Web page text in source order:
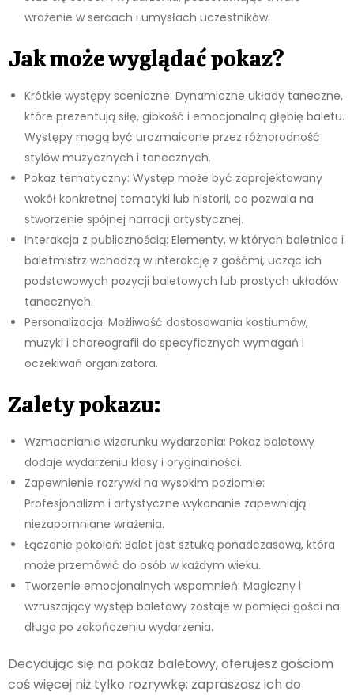
wrażenie w sercach i umysłach uczestników.
Jak może wyglądać pokaz?
Krótkie występy sceniczne: Dynamiczne układy taneczne,
które prezentują siłę, gibkość i emocjonalną głębię baletu.
Występy mogą być urozmaicone przez różnorodność
stylów muzycznych i tanecznych.
Pokaz tematyczny: Występ może być zaprojektowany
wokół konkretnej tematyki lub historii, co pozwala na
stworzenie spójnej narracji artystycznej.
Interakcja z publicznością: Elementy, w których baletnica i
baletmistrz wchodzą w interakcję z gośćmi, ucząc ich
podstawowych pozycji baletowych lub prostych układów
tanecznych.
Personalizacja: Możliwość dostosowania kostiumów,
muzyki i choreografii do specyficznych wymagań i
oczekiwań organizatora.
Zalety pokazu:
Wzmacnianie wizerunku wydarzenia: Pokaz baletowy
dodaje wydarzeniu klasy i oryginalności.
Zapewnienie rozrywki na wysokim poziomie:
Profesjonalizm i artystyczne wykonanie zapewniają
niezapomniane wrażenia.
Łączenie pokoleń: Balet jest sztuką ponadczasową, która
może przemówić do osób w każdym wieku.
Tworzenie emocjonalnych wspomnień: Magiczny i
wzruszający występ baletowy zostaje w pamięci gości na
długo po zakończeniu wydarzenia.
Decydując się na pokaz baletowy, oferujesz gościom
coś więcej niż tylko rozrywkę; zapraszasz ich do